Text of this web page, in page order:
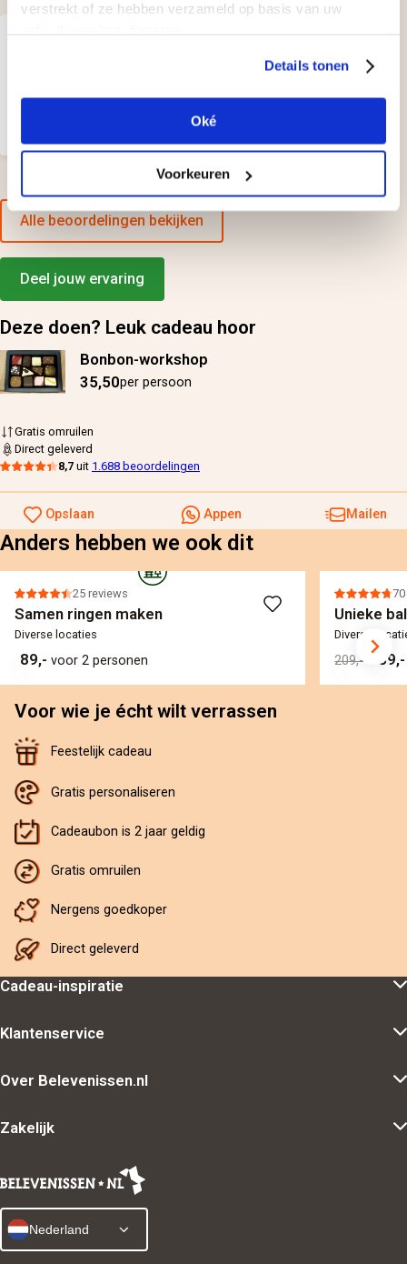
verstrekt of ze hebben verzameld op basis van uw
Details tonen
Oké
Voorkeuren
Alle beoordelingen bekijken
Deel jouw ervaring
Deze doen? Leuk cadeau hoor
Bonbon-workshop
35,50per persoon
Gratis omruilen
Direct geleverd
8,7 uit 1.688 beoordelingen
Opslaan Appen Mailen
Anders hebben we ook dit
25 reviews
Samen ringen maken
Diverse locaties
89,- voor 2 personen
Unieke
Diverse
209,-
Voor wie je écht wilt verrassen
Feestelijk cadeau
Gratis personaliseren
Cadeaubon is 2 jaar geldig
Gratis omruilen
Nergens goedkoper
Direct geleverd
Cadeau-inspiratie
Klantenservice
Over Belevenissen.nl
Zakelijk
Nederland